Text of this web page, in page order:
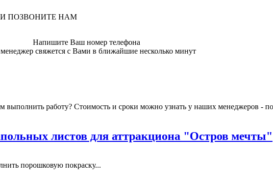
ПОЗВОНИТЕ НАМ
Напишите Ваш номер телефона
свяжется с Вами в ближайшие несколько минут
выполнить работу? Стоимость и сроки можно узнать у наших менеджеров -
листов для аттракциона "Остров мечты"
порошковую покраску...